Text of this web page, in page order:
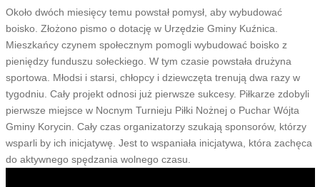
Około dwóch miesięcy temu powstał pomysł, aby wybudować
boisko. Złożono pismo o dotację w Urzędzie Gminy Kuźnica.
Mieszkańcy czynem społecznym pomogli wybudować boisko z
pieniędzy funduszu sołeckiego. W tym czasie powstała drużyna
sportowa. Młodsi i starsi, chłopcy i dziewczęta trenują dwa razy w
tygodniu. Cały projekt odnosi już pierwsze sukcesy. Piłkarze zdobyli
pierwsze miejsce w Nocnym Turnieju Piłki Nożnej o Puchar Wójta
Gminy Korycin. Cały czas organizatorzy szukają sponsorów, którzy
wsparli by ich inicjatywę. Jest to wspaniała inicjatywa, która zachęca
do aktywnego spędzania wolnego czasu.